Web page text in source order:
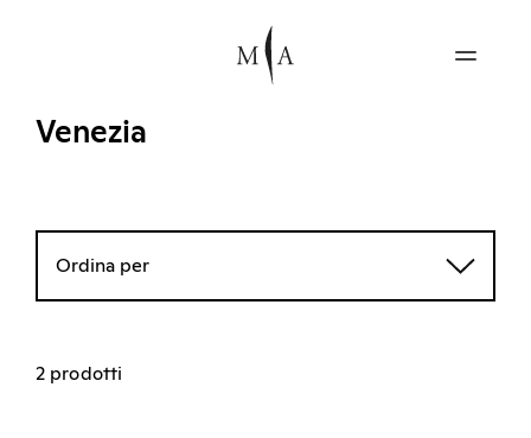
Venezia
Ordina per
2 prodotti